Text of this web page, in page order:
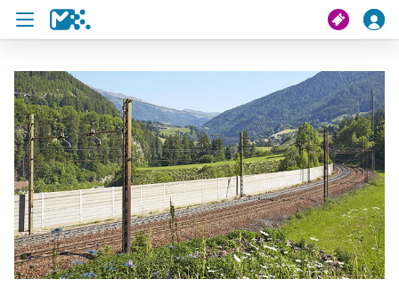
Cerca
Il mio viaggio
Ticket
Pass U19
Notizie